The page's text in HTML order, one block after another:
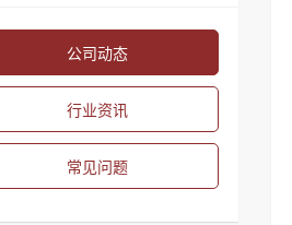
公司动态
行业资讯
常见问题